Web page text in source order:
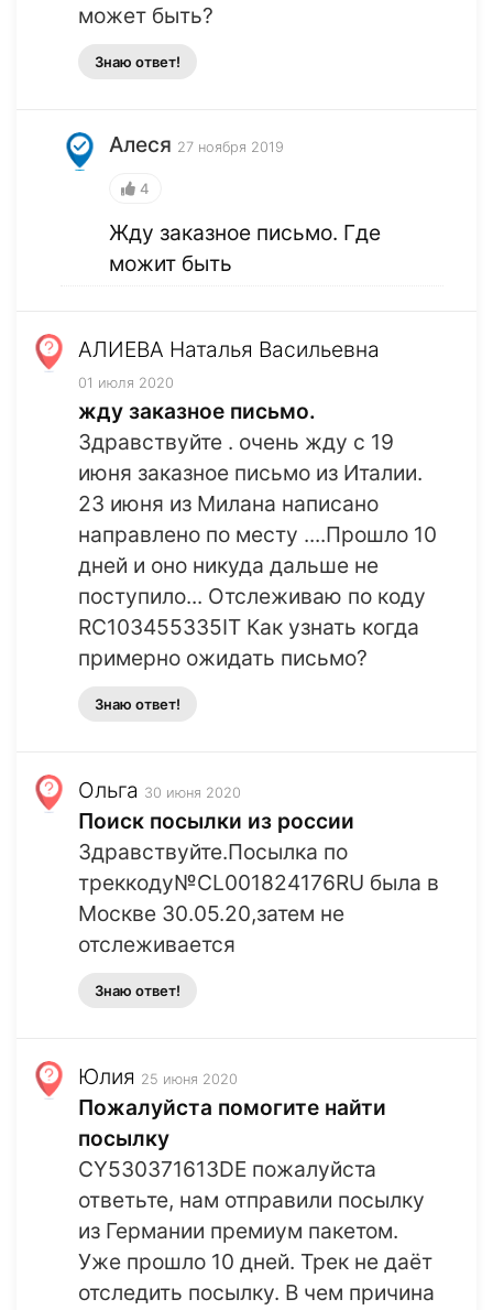
может быть?
Знаю ответ!
Алеся 27 ноября 2019
4
Жду заказное письмо. Где
можит быть
АЛИЕВА Наталья Васильевна
01 июля 2020
жду заказное письмо.
Здравствуйте . очень жду с 19
июня заказное письмо из Италии.
23 июня из Милана написано
направлено по месту ....Прошло 10
дней и оно никуда дальше не
поступило... Отслеживаю по коду
RC103455335IT Как узнать когда
примерно ожидать письмо?
Знаю ответ!
Ольга 30 июня 2020
Поиск посылки из россии
Здравствуйте.Посылка по
треккоду№CL001824176RU была в
Москве 30.05.20,затем не
отслеживается
Знаю ответ!
Юлия 25 июня 2020
Пожалуйста помогите найти
посылку
CY530371613DE пожалуйста
ответьте, нам отправили посылку
из Германии премиум пакетом.
Уже прошло 10 дней. Трек не даёт
отследить посылку. В чем причина